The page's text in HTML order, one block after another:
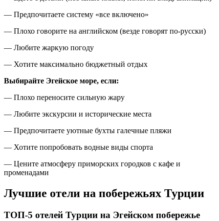
— Предпочитаете систему «все включено»
— Плохо говорите на английском (везде говорят по-русски)
— Любите жаркую погоду
— Хотите максимально бюджетный отдых
Выбирайте Эгейское море, если:
— Плохо переносите сильную жару
— Любите экскурсии и исторические места
— Предпочитаете уютные бухты галечные пляжи
— Хотите попробовать водные виды спорта
— Цените атмосферу приморских городков с кафе и
променадами
Лучшие отели на побережьях Турции
ТОП-5 отелей Турции на Эгейском побережье